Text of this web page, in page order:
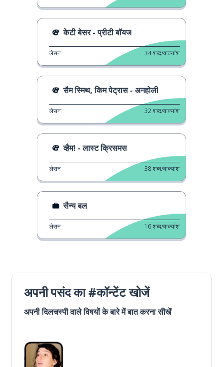
केटी बेसर - प्रीटी बॉयज
लेसन 34शब्द/वाक्यांश
सैम स्मिथ, किम पेट्रास - अनहोली
लेसन 32शब्द/वाक्यांश
व्हैम! - लास्ट क्रिसमस
लेसन 38शब्द/वाक्यांश
सैन्य बल
लेसन 16शब्द/वाक्यांश
अपनी पसंद का #कॉन्टेंट खोजें
अपनी दिलचस्पी वाले विषयों के बारे में बात करना सीखें